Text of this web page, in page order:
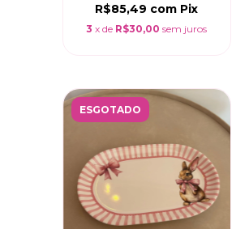
R$85,49 com Pix
3 x de R$30,00 sem juros
ESGOTADO